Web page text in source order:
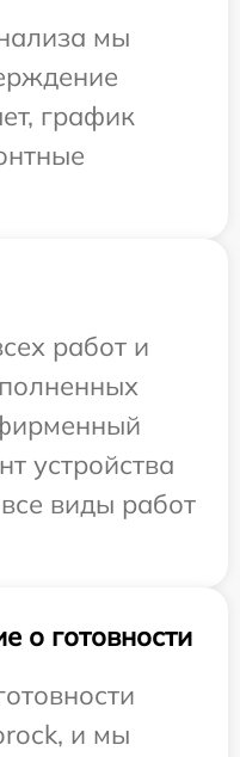
мы
график
работ и
устройства
виды работ
о готовности
и мы